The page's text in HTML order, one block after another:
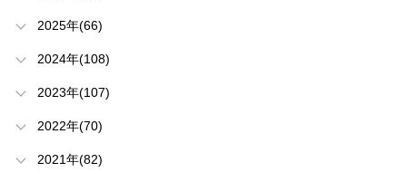
2025年(66)
2024年(108)
2023年(107)
2022年(70)
2021年(82)